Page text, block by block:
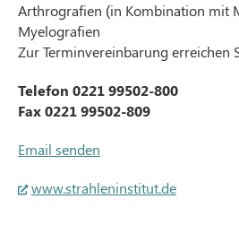
Arthrografien (in Kombination mit
Myelografien
Zur Terminvereinbarung erreichen
Telefon 0221 99502-800
Fax 0221 99502-809
Email senden
www.strahleninstitut.de